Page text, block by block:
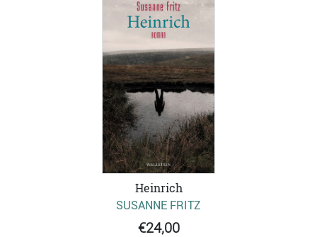
Heinrich
SUSANNE FRITZ
€24,00